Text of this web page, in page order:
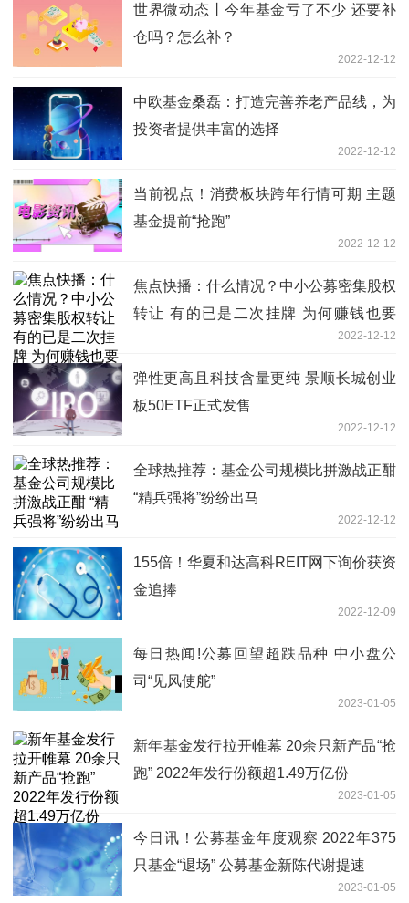
世界微动态丨今年基金亏了不少 还要补
仓吗？怎么补？
2022-12-12
中欧基金桑磊：打造完善养老产品线，为
投资者提供丰富的选择
2022-12-12
当前视点！消费板块跨年行情可期 主题
基金提前“抢跑”
2022-12-12
焦点快播：什么情况？中小公募密集股权
转让 有的已是二次挂牌 为何赚钱也要
2022-12-12
弹性更高且科技含量更纯 景顺长城创业
板50ETF正式发售
2022-12-12
全球热推荐：基金公司规模比拼激战正酣
“精兵强将”纷纷出马
2022-12-12
155倍！华夏和达高科REIT网下询价获资
金追捧
2022-12-09
每日热闻!公募回望超跌品种 中小盘公
司“见风使舵”
2023-01-05
新年基金发行拉开帷幕 20余只新产品“抢
跑” 2022年发行份额超1.49万亿份
2023-01-05
今日讯！公募基金年度观察 2022年375
只基金“退场” 公募基金新陈代谢提速
2023-01-05